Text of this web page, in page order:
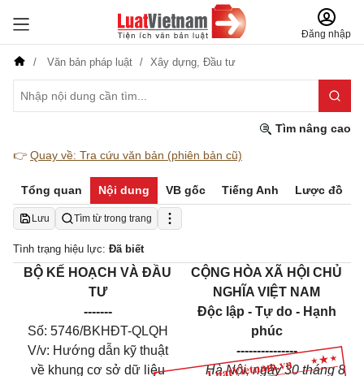
Đăng nhập
Văn bản pháp luật Xây dựng, Đầu tư
Tìm nâng cao
👉 Quay về: Tra cứu văn bản (phiên bản cũ)
Tổng quan Nội dung VB gốc Tiếng Anh Lược đồ
Lưu Tìm từ trong trang
Tình trạng hiệu lực: Đã biết
BỘ KẾ HOẠCH VÀ ĐẦU
TƯ
-------
Số: 5746/BKHĐT-QLQH
V/v: Hướng dẫn kỹ thuật
về khung cơ sở dữ liệu
CỘNG HÒA XÃ HỘI CHỦ
NGHĨA VIỆT NAM
Độc lập - Tự do - Hạnh
phúc
---------------
Hà Nội, ngày 30 tháng 8